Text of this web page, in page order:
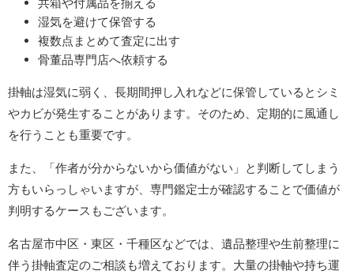
共箱や付属品を揃える
湿気を避けて保管する
複数点まとめて査定に出す
骨董品専門店へ依頼する
掛軸は湿気に弱く、長期間押し入れなどに保管しているとシミ
やカビが発生することがあります。そのため、定期的に風通し
を行うことも重要です。
また、「作者が分からないから価値がない」と判断してしまう
方もいらっしゃいますが、専門鑑定士が確認することで価値が
判明するケースもございます。
名古屋市中区・東区・千種区などでは、遺品整理や生前整理に
伴う掛軸査定のご相談も増えております。大量の掛軸や持ち運